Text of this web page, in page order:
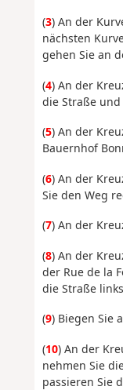
(3) An der
nächsten
gehen Sie an
(4) An der
die Straße
(5) An der
Bauernhof
(6) An der
Sie den Weg
(7) An der
(8) An der
der Rue de la
die Straße
(9) Biegen Sie
(10) An der
nehmen Sie
passieren Sie